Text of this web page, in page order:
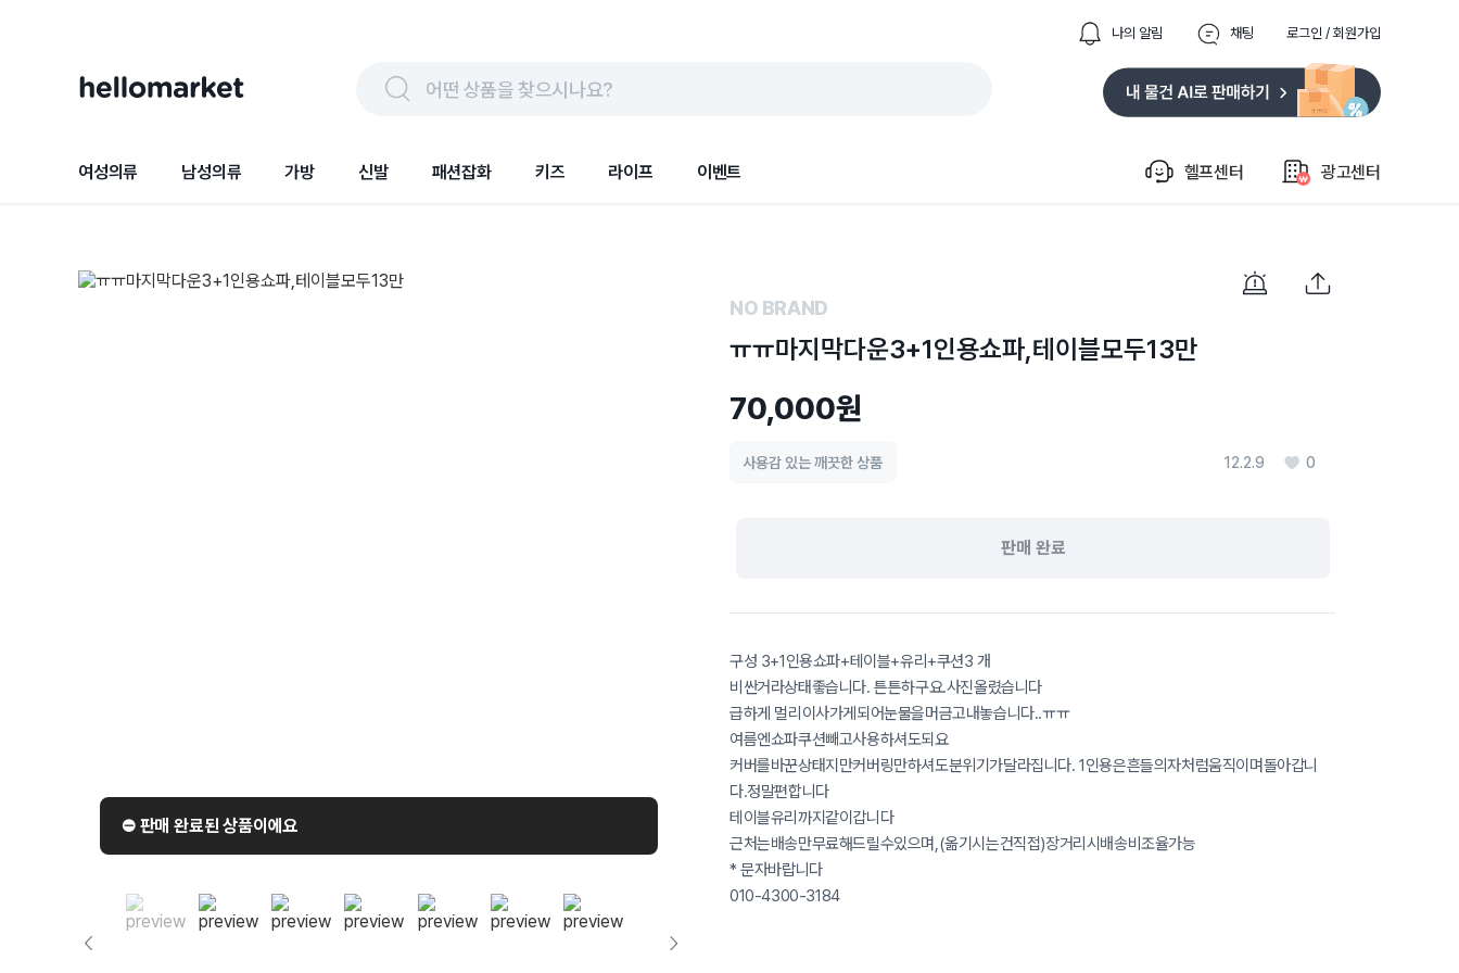
나의 알림 채팅 로그인 / 회원가입
어떤 상품을 찾으시나요?
여성의류 남성의류 가방 신발 패션잡화 키즈 라이프 이벤트 헬프센터 광고센터
⛔️ 판매 완료된 상품이에요
NO BRAND
ㅠㅠ마지막다운3+1인용쇼파,테이블모두13만
70,000원
12.2.9 0
사용감 있는 깨끗한 상품
판매 완료
구성 3+1인용쇼파+테이블+유리+쿠션3 개
비싼거라상태좋습니다. 튼튼하구요.사진올렸습니다
급하게 멀리이사가게되어눈물을머금고내놓습니다..ㅠㅠ
여름엔쇼파쿠션빼고사용하셔도되요
커버를바꾼상태지만커버링만하셔도분위기가달라집니다. 1인용은흔들의자처럼움직이며돌아갑니
다.정말편합니다
테이블유리까지같이갑니다
근처는배송만무료해드릴수있으며,(옮기시는건직접)장거리시배송비조율가능
* 문자바랍니다
010-4300-3184